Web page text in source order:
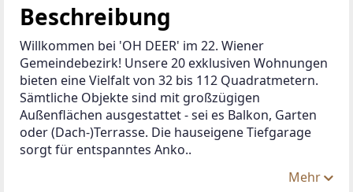
Beschreibung
Willkommen bei 'OH DEER' im 22. Wiener
Gemeindebezirk! Unsere 20 exklusiven Wohnungen
bieten eine Vielfalt von 32 bis 112 Quadratmetern.
Sämtliche Objekte sind mit großzügigen
Außenflächen ausgestattet - sei es Balkon, Garten
oder (Dach-)Terrasse. Die hauseigene Tiefgarage
sorgt für entspanntes Anko..
Mehr